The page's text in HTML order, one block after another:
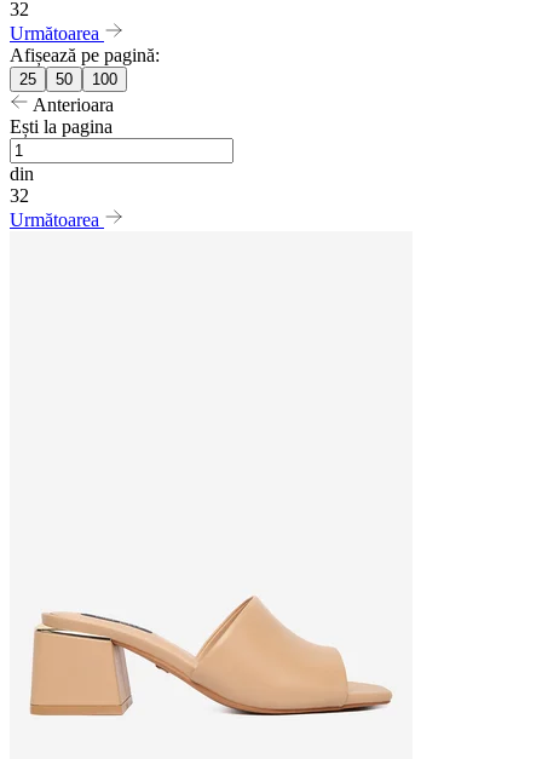
32
Următoarea
Afișează pe pagină:
25 50 100
Anterioara
Ești la pagina
din
32
Următoarea